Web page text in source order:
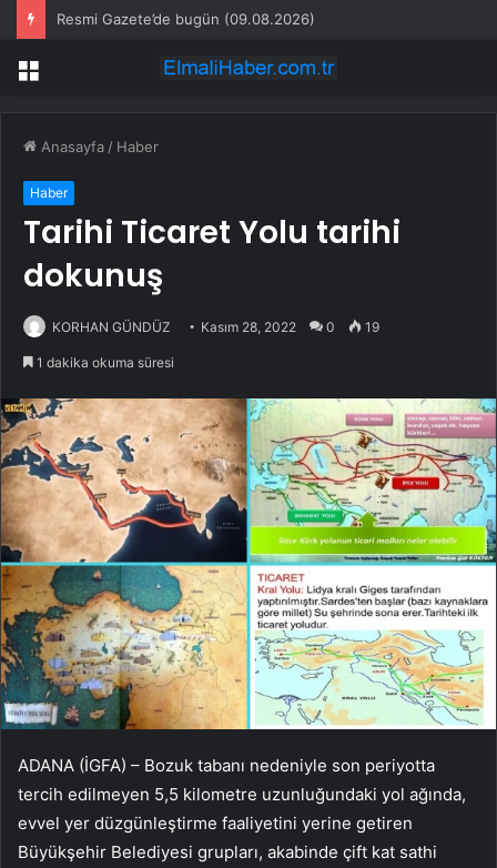
Resmi Gazete’de bugün (09.08.2026)
Menü
Anasayfa / Haber
Haber
Tarihi Ticaret Yolu tarihi
dokunuş
KORHAN GÜNDÜZ Kasım 28, 2022 0 19
1 dakika okuma süresi
ADANA (İGFA) – Bozuk tabanı nedeniyle son periyotta
tercih edilmeyen 5,5 kilometre uzunluğundaki yol ağında,
evvel yer düzgünleştirme faaliyetini yerine getiren
Büyükşehir Belediyesi grupları, akabinde çift kat sathi